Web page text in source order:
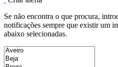
Se não encontra o que procura,
notificações sempre que existir um
abaixo selecionadas.